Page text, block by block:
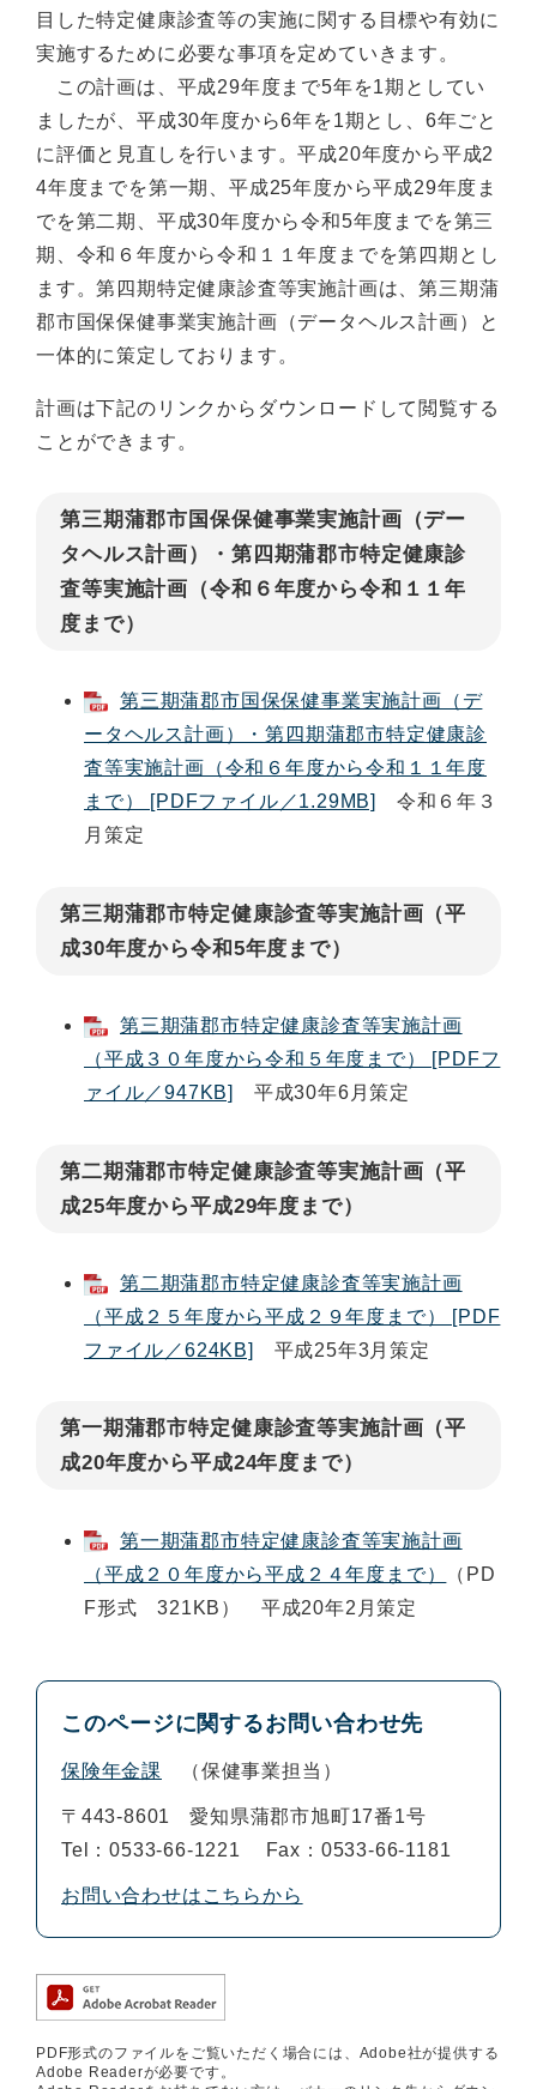
目した特定健康診査等の実施に関する目標や有効に
実施するために必要な事項を定めていきます。
この計画は、平成29年度まで5年を1期としてい
ましたが、平成30年度から6年を1期とし、6年ごと
に評価と見直しを行います。平成20年度から平成2
4年度までを第一期、平成25年度から平成29年度ま
でを第二期、平成30年度から令和5年度までを第三
期、令和６年度から令和１１年度までを第四期とし
ます。第四期特定健康診査等実施計画は、第三期蒲
郡市国保保健事業実施計画（データヘルス計画）と
一体的に策定しております。
計画は下記のリンクからダウンロードして閲覧する
ことができます。
第三期蒲郡市国保保健事業実施計画（デー
タヘルス計画）・第四期蒲郡市特定健康診
査等実施計画（令和６年度から令和１１年
度まで）
第三期蒲郡市国保保健事業実施計画（デ
ータヘルス計画）・第四期蒲郡市特定健康診
査等実施計画（令和６年度から令和１１年度
まで） [PDFファイル／1.29MB]
令和６年３
月策定
第三期蒲郡市特定健康診査等実施計画（平
成30年度から令和5年度まで）
第三期蒲郡市特定健康診査等実施計画
（平成３０年度から令和５年度まで） [PDFフ
ァイル／947KB]
平成30年6月策定
第二期蒲郡市特定健康診査等実施計画（平
成25年度から平成29年度まで）
第二期蒲郡市特定健康診査等実施計画
（平成２５年度から平成２９年度まで） [PDF
ファイル／624KB]
平成25年3月策定
第一期蒲郡市特定健康診査等実施計画（平
成20年度から平成24年度まで）
第一期蒲郡市特定健康診査等実施計画
（平成２０年度から平成２４年度まで）
（PD
F形式 321KB） 平成20年2月策定
このページに関するお問い合わせ先
保険年金課 保健事業担当
〒443-8601
愛知県蒲郡市旭町17番1号
Tel：0533-66-1221
Fax：0533-66-1181
お問い合わせはこちらから
PDF形式のファイルをご覧いただく場合には、Adobe社が提供する
Adobe Readerが必要です。